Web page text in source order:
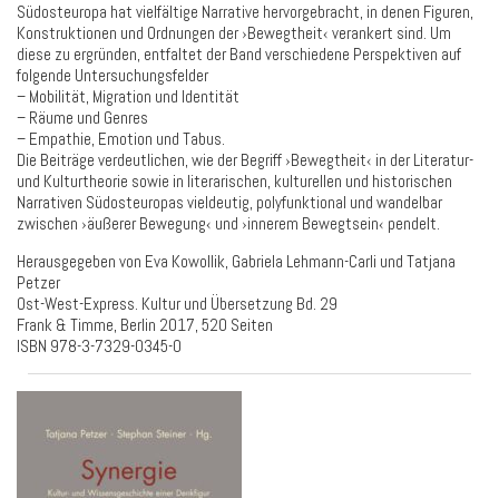
Südosteuropa hat vielfältige Narrative hervorgebracht, in denen Figuren,
Konstruktionen und Ordnungen der ›Bewegtheit‹ verankert sind. Um
diese zu ergründen, entfaltet der Band verschiedene Perspektiven auf
folgende Untersuchungsfelder
– Mobilität, Migration und Identität
– Räume und Genres
– Empathie, Emotion und Tabus.
Die Beiträge verdeutlichen, wie der Begriff ›Bewegtheit‹ in der Literatur-
und Kulturtheorie sowie in literarischen, kulturellen und historischen
Narrativen Südosteuropas vieldeutig, polyfunktional und wandelbar
zwischen ›äußerer Bewegung‹ und ›innerem Bewegtsein‹ pendelt.
Herausgegeben von Eva Kowollik, Gabriela Lehmann-Carli und Tatjana
Petzer
Ost-West-Express. Kultur und Übersetzung Bd. 29
Frank & Timme, Berlin 2017, 520 Seiten
ISBN 978-3-7329-0345-0